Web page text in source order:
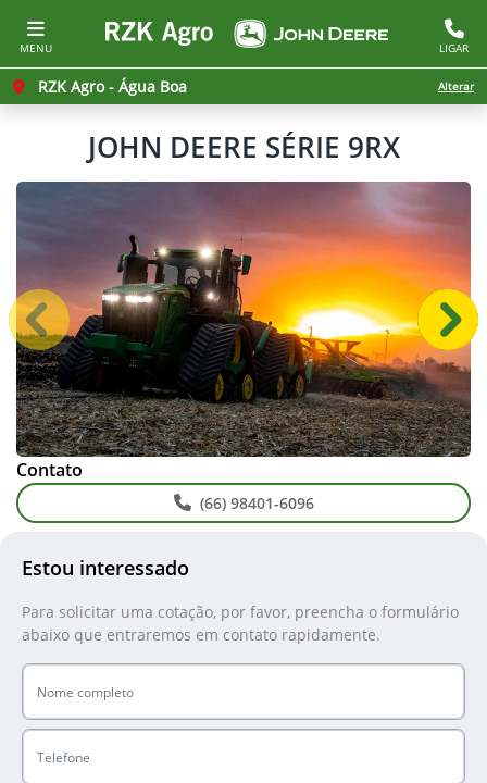
MENU LIGAR
RZK Agro - Água Boa Alterar
JOHN DEERE SÉRIE 9RX
Estou interessado
Para solicitar uma cotação, por favor, preencha o formulário
abaixo que entraremos em contato rapidamente.
Anterior
Contato
(66) 98401-6096